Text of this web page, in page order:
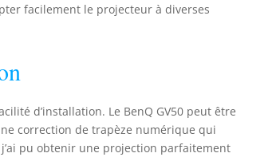
facilement le projecteur à diverses
d’installation. Le BenQ GV50 peut être
correction de trapèze numérique qui
pu obtenir une projection parfaitement